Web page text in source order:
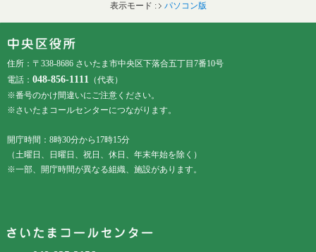
表示モード : パソコン版
住所：〒338-8686 さいたま市中央区下落合五丁目7番10号
電話： 048-856-1111 （代表）
※番号のかけ間違いにご注意ください。
※さいたまコールセンターにつながります。
開庁時間：8時30分から17時15分
（土曜日、日曜日、祝日、休日、年末年始を除く）
※一部、開庁時間が異なる組織、施設があります。